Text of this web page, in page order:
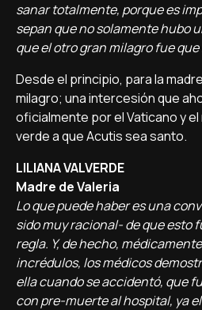
sanar totalmente, porque es
sepan que no solamente hubo
que el otro gran milagro fue
Desde el principio, para la
milagro; una intercesión que
oficialmente por el Vaticano y
verde a que Acutis sea santo.
LILIANA VALVERDE
Madre de Valeria
Lo que puede haber es una
sido muy racional- de que esto
regla. Y, de hecho,
incrédulos, los médicos
ella cuando se accidentó, que
con pre-muerte al hospital, ya